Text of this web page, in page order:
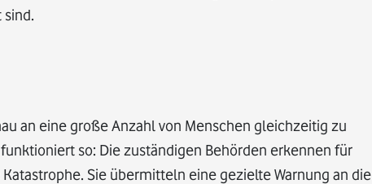
sind.
an eine große Anzahl von Menschen gleichzeitig zu
so: Die zuständigen Behörden erkennen für
Sie übermitteln eine gezielte Warnung an die